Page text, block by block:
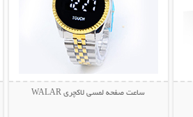
ساعت صفحه لمسی لاکچری WALAR